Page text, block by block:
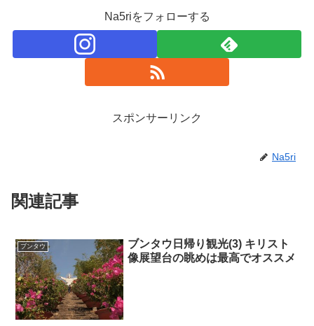
Na5riをフォローする
スポンサーリンク
Na5ri
関連記事
ブンタウ
ブンタウ日帰り観光(3) キリスト
像展望台の眺めは最高でオススメ